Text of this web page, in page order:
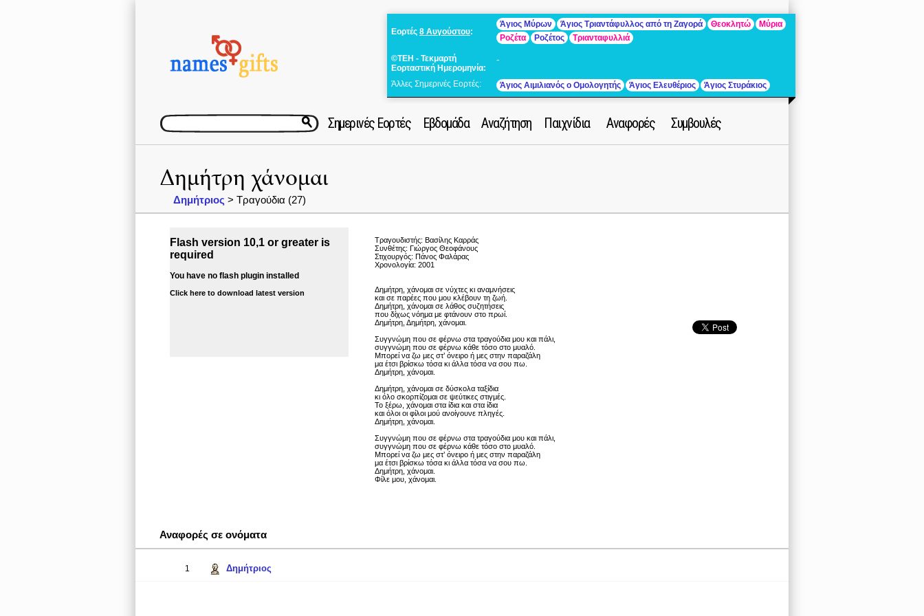
Εορτές 8 Αυγούστου:
Άγιος Μύρων Άγιος Τριαντάφυλλος από τη Ζαγορά Θεοκλητώ
Μύρια
Ροζέτα
Ροζέτος Τριανταφυλλιά
©ΤΕΗ - Τεκμαρτή
Εορταστική Ημερομηνία:
-
Άλλες Σημερινές Εορτές: Άγιος Αιμιλιανός ο Ομολογητής Άγιος Ελευθέριος Άγιος Στυράκιος
Σημερινές Εορτές Εβδομάδα Αναζήτηση Παιχνίδια Αναφορές Συμβουλές
Δημήτρη χάνομαι
Δημήτριος > Τραγούδια (27)
Flash version 10,1 or greater is
required
You have no flash plugin installed
Click here to download latest version
Τραγουδιστής: Βασίλης Καρράς
Συνθέτης: Γιώργος Θεοφάνους
Στιχουργός: Πάνος Φαλάρας
Χρονολογία: 2001
Δημήτρη, χάνομαι σε νύχτες κι αναμνήσεις
και σε παρέες που μου κλέβουν τη ζωή.
Δημήτρη, χάνομαι σε λάθος συζητήσεις
που δίχως νόημα με φτάνουν στο πρωί.
Δημήτρη, Δημήτρη, χάνομαι.
Συγγνώμη που σε φέρνω στα τραγούδια μου και πάλι,
συγγνώμη που σε φέρνω κάθε τόσο στο μυαλό.
Μπορεί να ζω μες στ’ όνειρο ή μες στην παραζάλη
μα έτσι βρίσκω τόσα κι άλλα τόσα να σου πω.
Δημήτρη, χάνομαι.
Δημήτρη, χάνομαι σε δύσκολα ταξίδια
κι όλο σκορπίζομαι σε ψεύτικες στιγμές.
Το ξέρω, χάνομαι στα ίδια και στα ίδια
και όλοι οι φίλοι μού ανοίγουνε πληγές.
Δημήτρη, χάνομαι.
Συγγνώμη που σε φέρνω στα τραγούδια μου και πάλι,
συγγνώμη που σε φέρνω κάθε τόσο στο μυαλό.
Μπορεί να ζω μες στ’ όνειρο ή μες στην παραζάλη
μα έτσι βρίσκω τόσα κι άλλα τόσα να σου πω.
Δημήτρη, χάνομαι.
Φίλε μου, χάνομαι.
Αναφορές σε ονόματα
1 Δημήτριος